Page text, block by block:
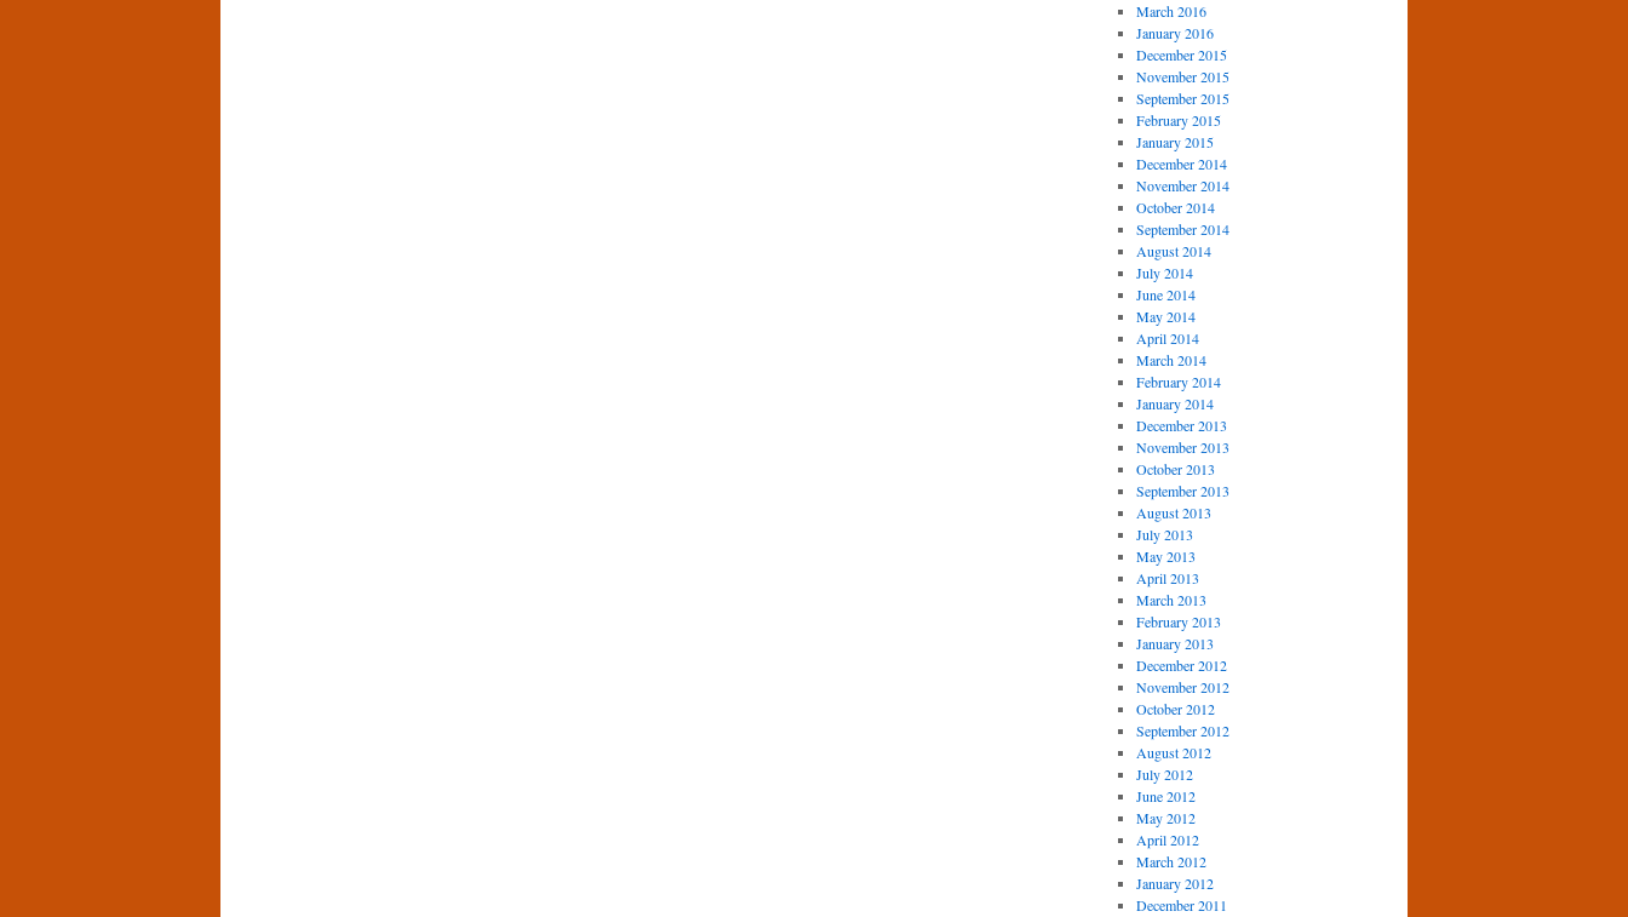
March 2016
January 2016
December 2015
November 2015
September 2015
February 2015
January 2015
December 2014
November 2014
October 2014
September 2014
August 2014
July 2014
June 2014
May 2014
April 2014
March 2014
February 2014
January 2014
December 2013
November 2013
October 2013
September 2013
August 2013
July 2013
May 2013
April 2013
March 2013
February 2013
January 2013
December 2012
November 2012
October 2012
September 2012
August 2012
July 2012
June 2012
May 2012
April 2012
March 2012
January 2012
December 2011